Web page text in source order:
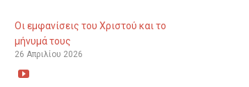
Οι εμφανίσεις του Χριστού και το
μήνυμά τους
26 Απριλίου 2026
